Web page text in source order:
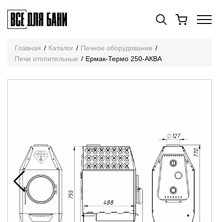
Главная Каталог
Печное оборудование
Печи отопительные
Ермак-Термо 250-АКВА